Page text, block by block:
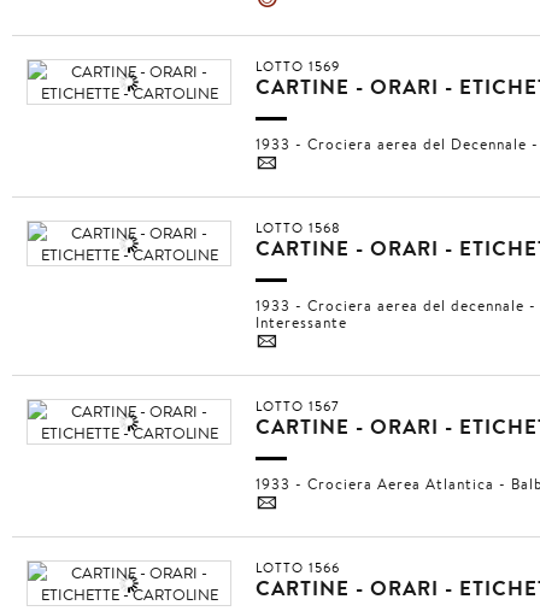
LOTTO 1569
CARTINE - ORARI -
1933 - Crociera aerea del
4
LOTTO 1568
CARTINE - ORARI -
1933 - Crociera aerea del decennale
Interessante
4
LOTTO 1567
CARTINE - ORARI -
1933 - Crociera Aerea Atlantica -
4
LOTTO 1566
CARTINE - ORARI -